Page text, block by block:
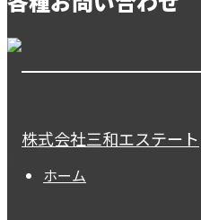
株式会社三和エステート
ホーム